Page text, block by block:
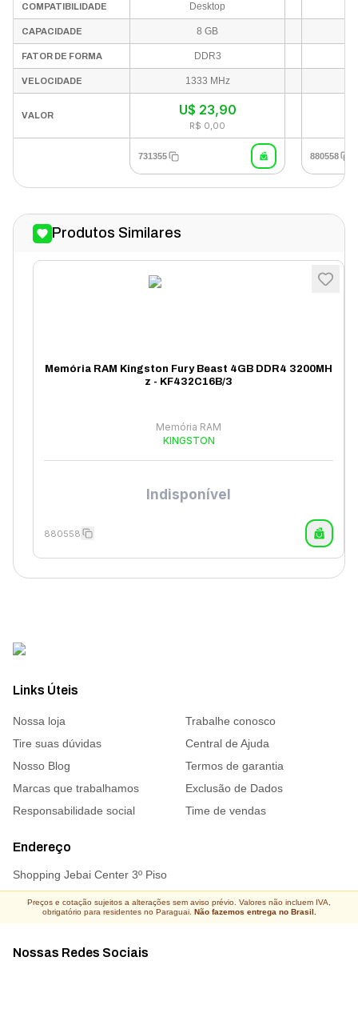
COMPATIBILIDADE Desktop
CAPACIDADE 8 GB
FATOR DE FORMA DDR3
VELOCIDADE 1333 MHz
VALOR U$ 23,90
R$ 0,00
731355 880558
Produtos Similares
Memória RAM Kingston Fury Beast 4GB DDR4 3200MH
z - KF432C16B/3
Memória RAM
KINGSTON
Indisponível
880558
Links Úteis
Nossa loja
Trabalhe conosco
Tire suas dúvidas
Central de Ajuda
Nosso Blog
Termos de garantia
Marcas que trabalhamos
Exclusão de Dados
Responsabilidade social
Time de vendas
Endereço
Shopping Jebai Center 3º Piso
Nossas Redes Sociais
Preços e cotação sujeitos a alterações sem aviso prévio. Valores não incluem IVA,
obrigatório para residentes no Paraguai. Não fazemos entrega no Brasil.